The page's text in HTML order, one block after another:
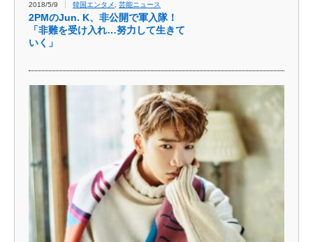
2018/5/9 韓国エンタメ 芸能ニュース
2PMのJun. K、非公開で軍入隊！
「非難を受け入れ…努力して生きて
いく」